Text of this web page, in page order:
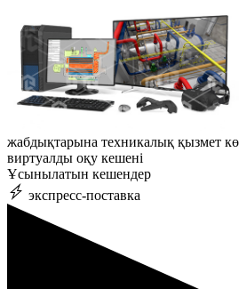
жабдықтарына техникалық қызмет
виртуалды оқу кешені
Ұсынылатын кешендер
экспресс-поставка